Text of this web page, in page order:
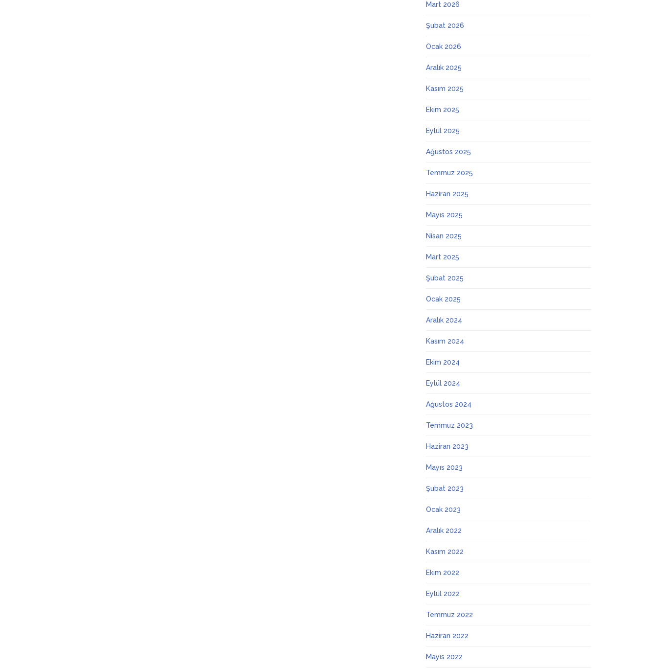
Mart 2026
Şubat 2026
Ocak 2026
Aralık 2025
Kasım 2025
Ekim 2025
Eylül 2025
Ağustos 2025
Temmuz 2025
Haziran 2025
Mayıs 2025
Nisan 2025
Mart 2025
Şubat 2025
Ocak 2025
Aralık 2024
Kasım 2024
Ekim 2024
Eylül 2024
Ağustos 2024
Temmuz 2023
Haziran 2023
Mayıs 2023
Şubat 2023
Ocak 2023
Aralık 2022
Kasım 2022
Ekim 2022
Eylül 2022
Temmuz 2022
Haziran 2022
Mayıs 2022